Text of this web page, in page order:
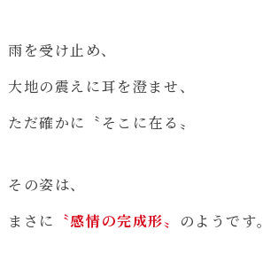
雨を受け止め、
大地の震えに耳を澄ませ、
ただ確かに〝そこに在る〟
その姿は、
まさに 〝感情の完成形〟 のようです。